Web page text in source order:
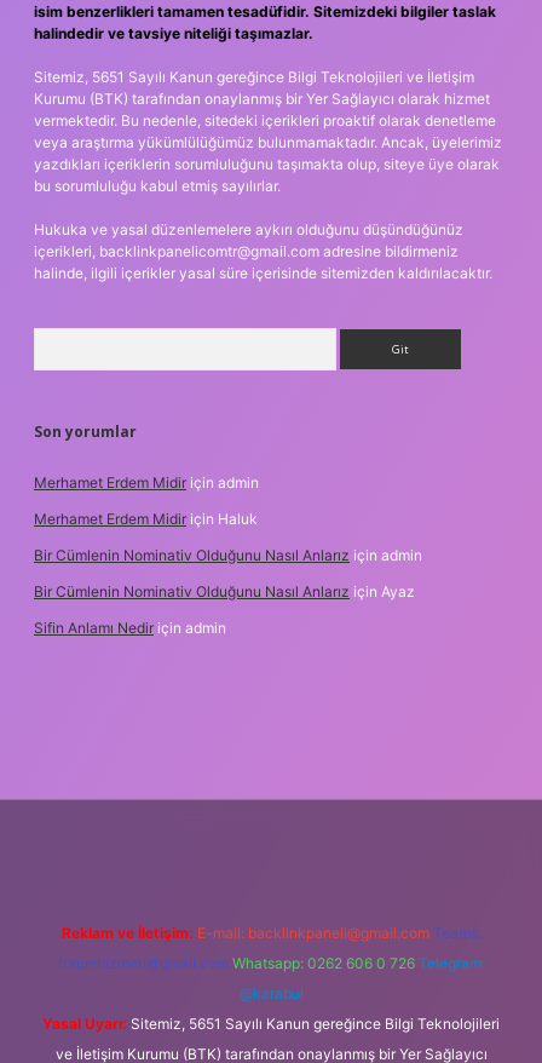
isim benzerlikleri tamamen tesadüfidir. Sitemizdeki bilgiler taslak
halindedir ve tavsiye niteliği taşımazlar.
Sitemiz, 5651 Sayılı Kanun gereğince Bilgi Teknolojileri ve İletişim
Kurumu (BTK) tarafından onaylanmış bir Yer Sağlayıcı olarak hizmet
vermektedir. Bu nedenle, sitedeki içerikleri proaktif olarak denetleme
veya araştırma yükümlülüğümüz bulunmamaktadır. Ancak, üyelerimiz
yazdıkları içeriklerin sorumluluğunu taşımakta olup, siteye üye olarak
bu sorumluluğu kabul etmiş sayılırlar.
Hukuka ve yasal düzenlemelere aykırı olduğunu düşündüğünüz
içerikleri, backlinkpanelicomtr@gmail.com adresine bildirmeniz
halinde, ilgili içerikler yasal süre içerisinde sitemizden kaldırılacaktır.
Son yorumlar
Merhamet Erdem Midir için admin
Merhamet Erdem Midir için Haluk
Bir Cümlenin Nominativ Olduğunu Nasıl Anlarız için admin
Bir Cümlenin Nominativ Olduğunu Nasıl Anlarız için Ayaz
Sifin Anlamı Nedir için admin
Reklam ve İletişim: E-mail: backlinkpaneli@gmail.com Teams:
forumhizmeti@gmail.com Whatsapp: 0262 606 0 726 Telegram:
@karabul
Yasal Uyarı: Sitemiz, 5651 Sayılı Kanun gereğince Bilgi Teknolojileri
ve İletişim Kurumu (BTK) tarafından onaylanmış bir Yer Sağlayıcı